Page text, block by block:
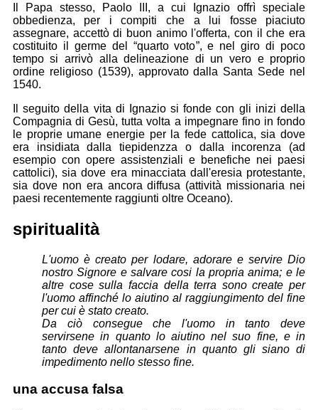
Il Papa stesso, Paolo III, a cui Ignazio offrì speciale
obbedienza, per i compiti che a lui fosse piaciuto
assegnare, accettò di buon animo l'offerta, con il che era
costituito il germe del “quarto voto”, e nel giro di poco
tempo si arrivò alla delineazione di un vero e proprio
ordine religioso (1539), approvato dalla Santa Sede nel
1540.
Il seguito della vita di Ignazio si fonde con gli inizi della
Compagnia di Gesù, tutta volta a impegnare fino in fondo
le proprie umane energie per la fede cattolica, sia dove
era insidiata dalla tiepidenzza o dalla incorenza (ad
esempio con opere assistenziali e benefiche nei paesi
cattolici), sia dove era minacciata dall'eresia protestante,
sia dove non era ancora diffusa (attività missionaria nei
paesi recentemente raggiunti oltre Oceano).
spiritualità
L'uomo è creato per lodare, adorare e servire Dio
nostro Signore e salvare cosi la propria anima; e le
altre cose sulla faccia della terra sono create per
l'uomo affinché lo aiutino al raggiungimento del fine
per cui è stato creato.
Da ciò consegue che l'uomo in tanto deve
servirsene in quanto lo aiutino nel suo fine, e in
tanto deve allontanarsene in quanto gli siano di
impedimento nello stesso fine.
una accusa falsa